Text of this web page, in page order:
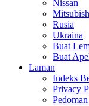
Nissan
Rusia
Ukraina
Buat
Buat
Laman
Indeks
Privacy